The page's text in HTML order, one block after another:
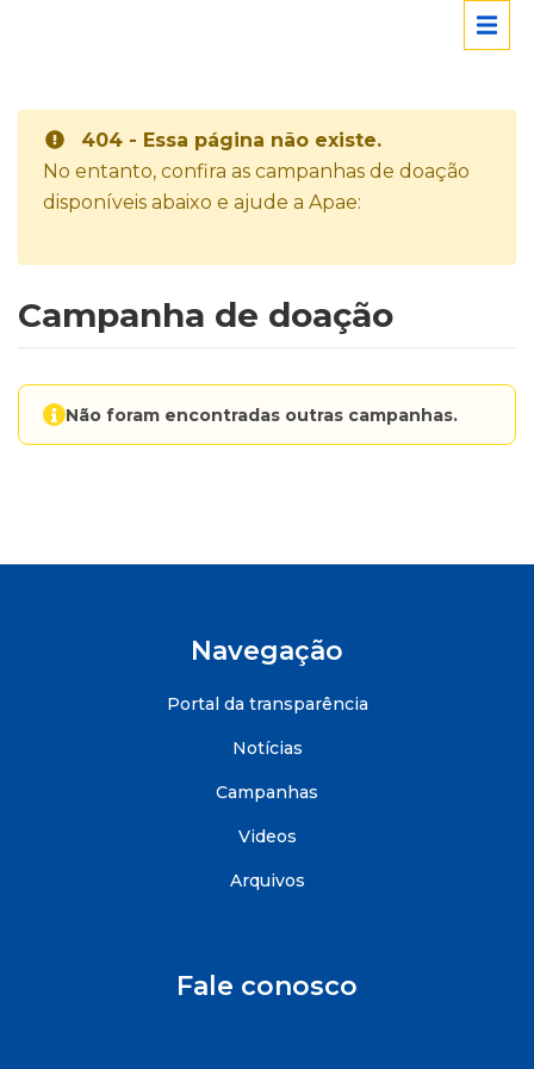
404 - Essa página não existe.
No entanto, confira as campanhas de doação
disponíveis abaixo e ajude a Apae:
Campanha de doação
Não foram encontradas outras campanhas.
Navegação
Portal da transparência
Notícias
Campanhas
Videos
Arquivos
Fale conosco